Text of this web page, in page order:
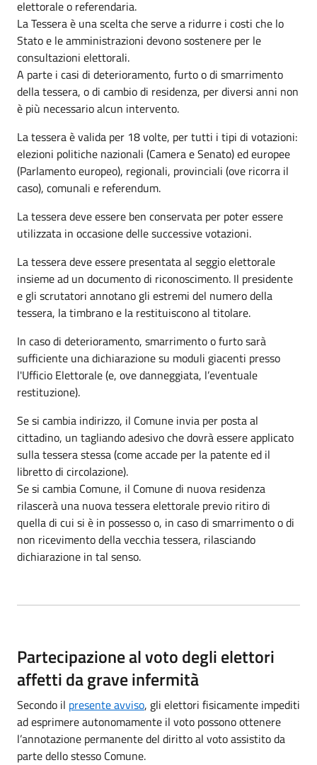
elettorale o referendaria.
La Tessera è una scelta che serve a ridurre i costi che lo
Stato e le amministrazioni devono sostenere per le
consultazioni elettorali.
A parte i casi di deterioramento, furto o di smarrimento
della tessera, o di cambio di residenza, per diversi anni non
è più necessario alcun intervento.
La tessera è valida per 18 volte, per tutti i tipi di votazioni:
elezioni politiche nazionali (Camera e Senato) ed europee
(Parlamento europeo), regionali, provinciali (ove ricorra il
caso), comunali e referendum.
La tessera deve essere ben conservata per poter essere
utilizzata in occasione delle successive votazioni.
La tessera deve essere presentata al seggio elettorale
insieme ad un documento di riconoscimento. Il presidente
e gli scrutatori annotano gli estremi del numero della
tessera, la timbrano e la restituiscono al titolare.
In caso di deterioramento, smarrimento o furto sarà
sufficiente una dichiarazione su moduli giacenti presso
l'Ufficio Elettorale (e, ove danneggiata, l’eventuale
restituzione).
Se si cambia indirizzo, il Comune invia per posta al
cittadino, un tagliando adesivo che dovrà essere applicato
sulla tessera stessa (come accade per la patente ed il
libretto di circolazione).
Se si cambia Comune, il Comune di nuova residenza
rilascerà una nuova tessera elettorale previo ritiro di
quella di cui si è in possesso o, in caso di smarrimento o di
non ricevimento della vecchia tessera, rilasciando
dichiarazione in tal senso.
Partecipazione al voto degli elettori
affetti da grave infermità
Secondo il presente avviso, gli elettori fisicamente impediti
ad esprimere autonomamente il voto possono ottenere
l’annotazione permanente del diritto al voto assistito da
parte dello stesso Comune.